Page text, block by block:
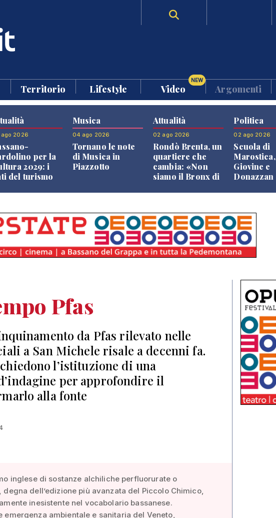
Territorio Lifestyle Video
NEW
Argomenti
2026
per la
2029: i
del turismo
Musica
04 ago 2026
Tornano le note
di Musica in
Piazzotto
Attualità
02 ago 2026
Rondò Brenta, un
quartiere che
cambia: «Non
siamo il Bronx di
Politica
02 ago 2026
Scuola di
Marostica,
Giovine e
Donazzan
Pfas
da Pfas rilevato nelle
a San Michele risale a decenni fa.
l’istituzione di una
per approfondire il
alla fonte
inglese di sostanze alchiliche perfluorurate o
dell’edizione più avanzata del Piccolo Chimico,
inesistente nel vocabolario bassanese.
emergenza ambientale e sanitaria del Veneto,